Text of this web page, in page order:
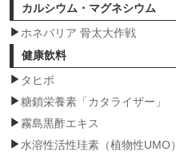
カルシウム・マグネシウム
ホネバリア 骨太大作戦
健康飲料
タヒボ
糖鎖栄養素「カタライザー」
霧島黒酢エキス
水溶性活性珪素（植物性UMO）